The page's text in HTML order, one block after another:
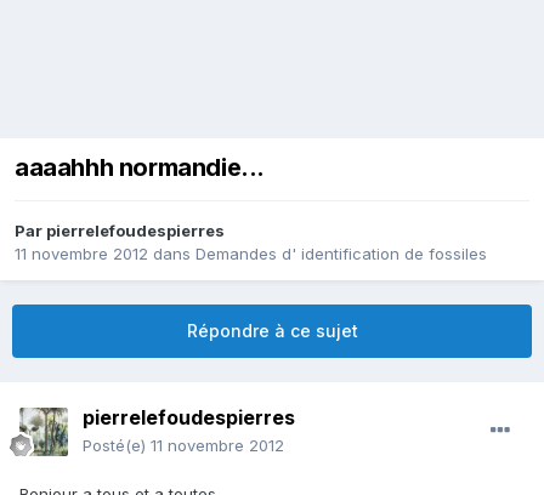
aaaahhh normandie...
Par pierrelefoudespierres
11 novembre 2012 dans Demandes d' identification de fossiles
Répondre à ce sujet
pierrelefoudespierres
Posté(e) 11 novembre 2012